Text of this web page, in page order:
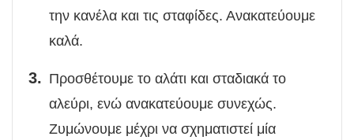
την κανέλα και τις σταφίδες. Ανακατεύουμε
καλά.
Προσθέτουμε το αλάτι και σταδιακά το
αλεύρι, ενώ ανακατεύουμε συνεχώς.
Ζυμώνουμε μέχρι να σχηματιστεί μία